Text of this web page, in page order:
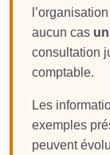
aucun cas
consultation
comptable.
Les
exemples
peuvent